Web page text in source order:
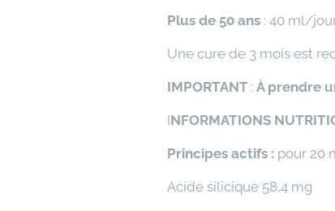
Plus de 50 ans: 40 ml/
Une cure de 3 mois est
IMPORTANT : À prendre
INFORMATIONS
Principes actifs : pour 20
Acide silicique 58,4 mg